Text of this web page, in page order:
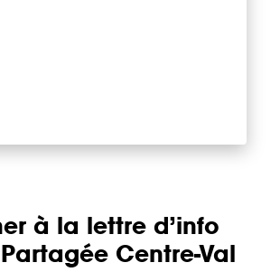
à la lettre d’info
Centre-Val